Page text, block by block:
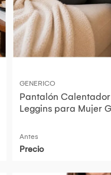
GENERICO
Pantalón
Leggins para Mujer
Antes
Precio